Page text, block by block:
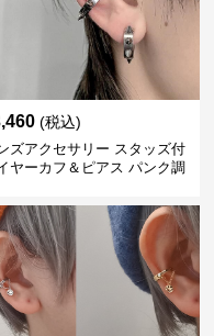
(税込)
ズアクセサリー スタッズ付
ヤーカフ＆ピアス パンク調